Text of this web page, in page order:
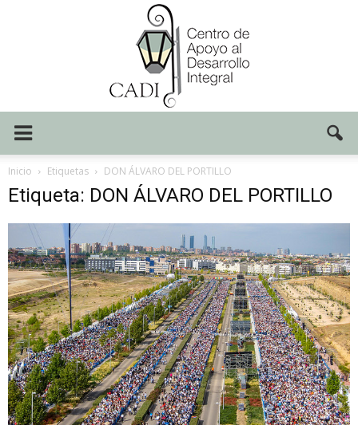
Inicio Etiquetas DON ÁLVARO DEL PORTILLO
Etiqueta: DON ÁLVARO DEL PORTILLO